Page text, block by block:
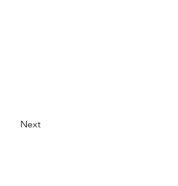
Next